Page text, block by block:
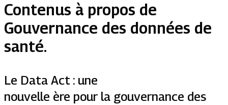
Contenus à propos de
Gouvernance des données de
santé.
Le Data Act : une
nouvelle ère pour la gouvernance des